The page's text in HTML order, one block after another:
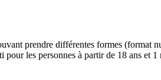
prendre différentes formes (format
les personnes à partir de 18 ans et